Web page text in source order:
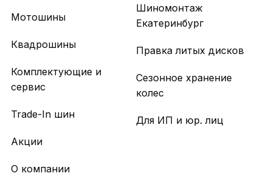
Мотошины
Квадрошины
Комплектующие и
сервис
Trade-In шин
Акции
Шиномонтаж
Екатеринбург
Правка литых дисков
Сезонное хранение
колес
Для ИП и юр. лиц
О компании